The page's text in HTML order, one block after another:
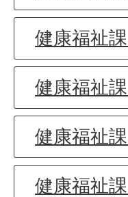
健康福祉
健康福祉
健康福祉
健康福祉